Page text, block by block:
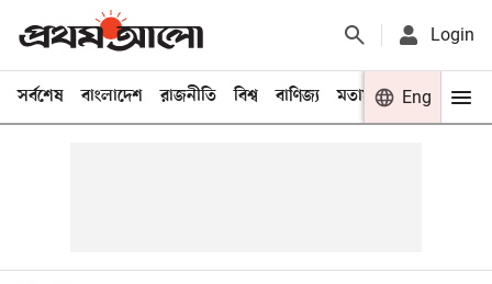
Login
সর্বশেষ বাংলাদেশ রাজনীতি বিশ্ব বাণিজ্য মতামত খেলা
Eng